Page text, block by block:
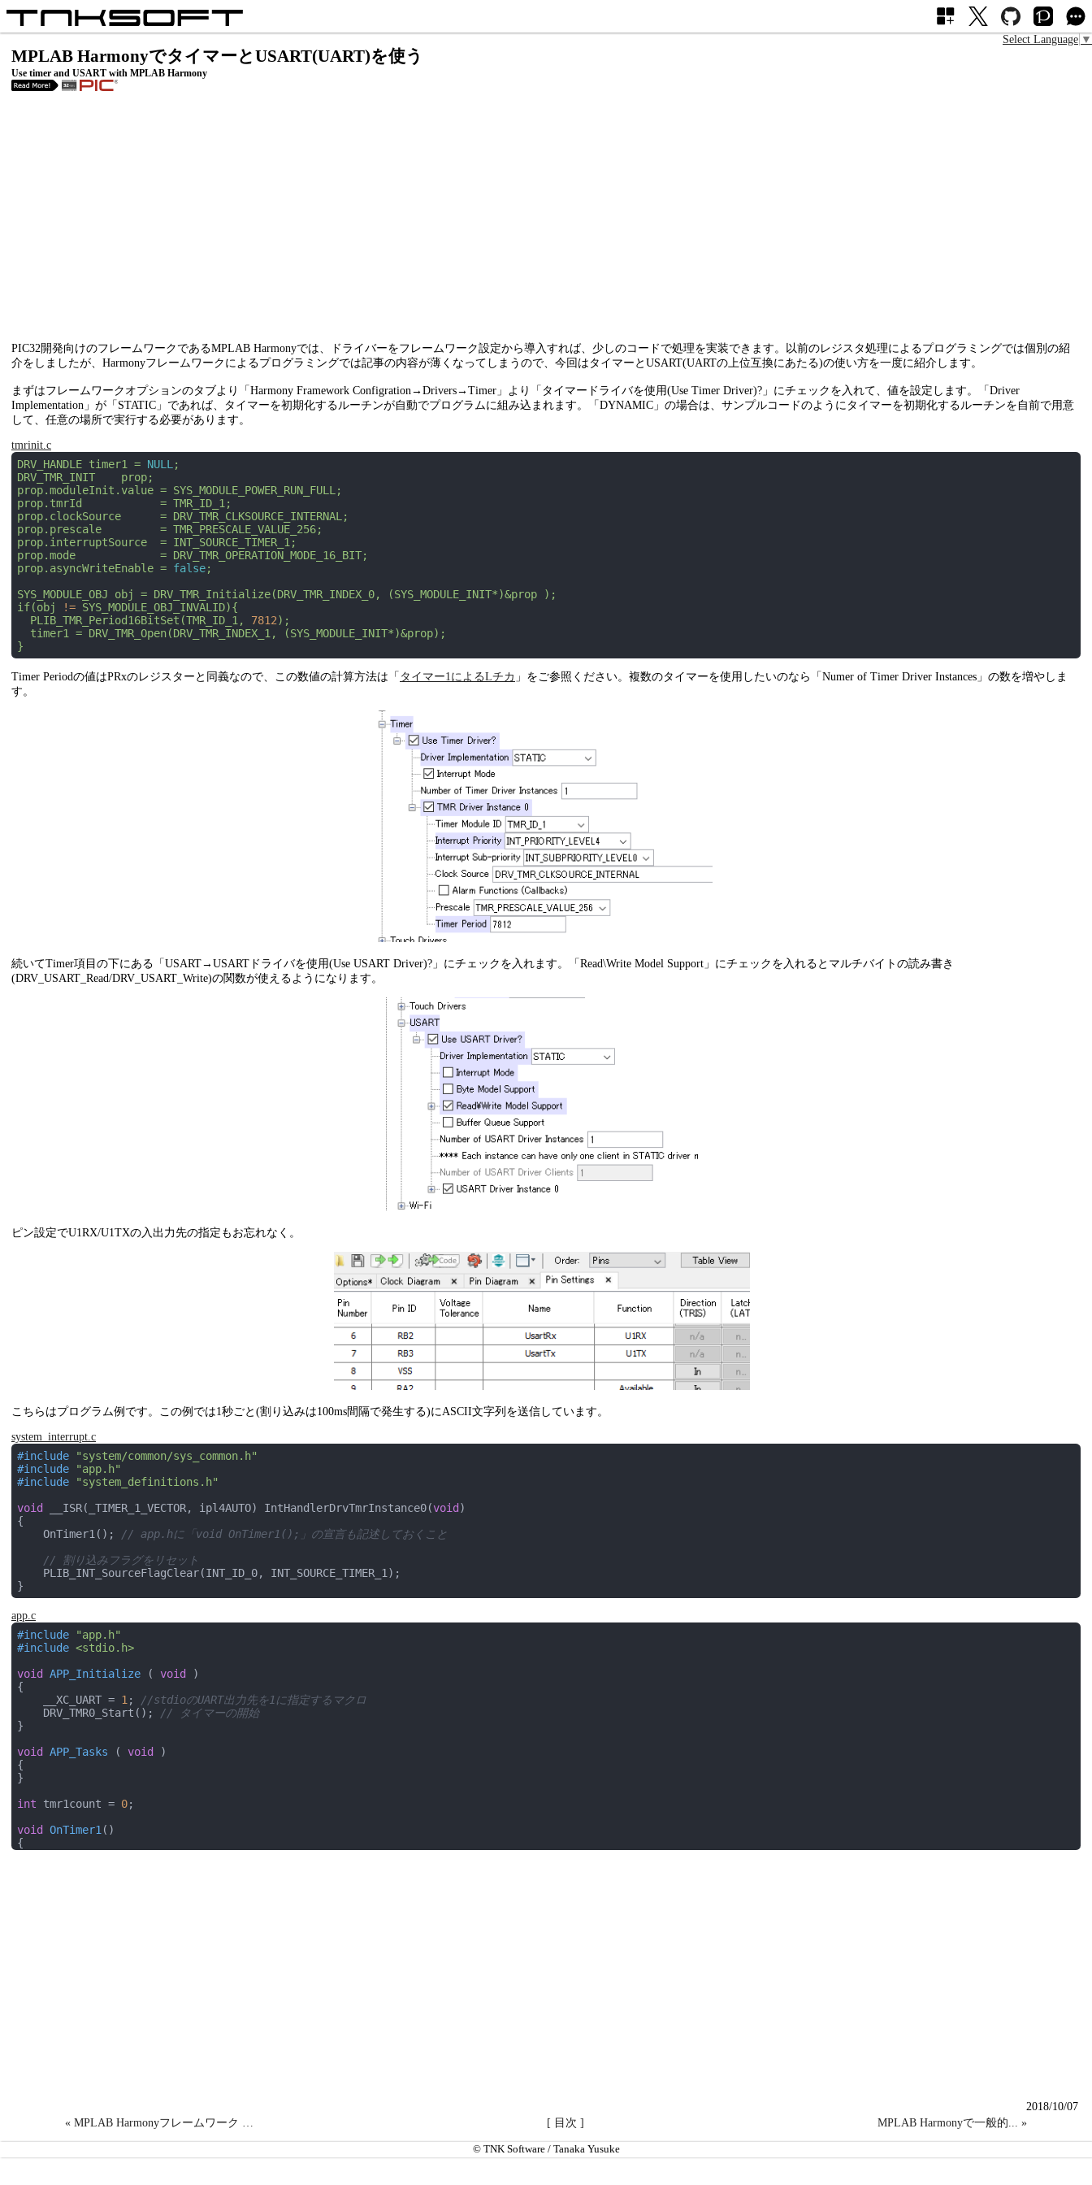
Select Language ▼
MPLAB HarmonyでタイマーとUSART(UART)を使う
Use timer and USART with MPLAB Harmony
PIC32開発向けのフレームワークであるMPLAB Harmonyでは、ドライバーをフレームワーク設定から導入すれば、少しのコードで処理を実装できます。以前のレジスタ処理によるプログラミングでは個別の紹
介をしましたが、Harmonyフレームワークによるプログラミングでは記事の内容が薄くなってしまうので、今回はタイマーとUSART(UARTの上位互換にあたる)の使い方を一度に紹介します。
まずはフレームワークオプションのタブより「Harmony Framework Configration→Drivers→Timer」より「タイマードライバを使用(Use Timer Driver)?」にチェックを入れて、値を設定します。「Driver
Implementation」が「STATIC」であれば、タイマーを初期化するルーチンが自動でプログラムに組み込まれます。「DYNAMIC」の場合は、サンプルコードのようにタイマーを初期化するルーチンを自前で用意
して、任意の場所で実行する必要があります。
tmrinit.c
DRV_HANDLE timer1 = NULL ;
DRV_TMR_INIT
prop;
prop.moduleInit.value = SYS_MODULE_POWER_RUN_FULL;
prop.tmrId
= TMR_ID_1;
prop.clockSource
= DRV_TMR_CLKSOURCE_INTERNAL;
prop.prescale
= TMR_PRESCALE_VALUE_256;
prop.interruptSource
= INT_SOURCE_TIMER_1;
prop.mode
= DRV_TMR_OPERATION_MODE_16_BIT;
prop.asyncWriteEnable = false;
SYS_MODULE_OBJ
obj = DRV_TMR_Initialize(DRV_TMR_INDEX_0, (SYS_MODULE_INIT*)&prop
);
if(obj
!= SYS_MODULE_OBJ_INVALID){
PLIB_TMR_Period16BitSet(TMR_ID_1,
7812);
timer1
= DRV_TMR_Open(DRV_TMR_INDEX_1,
(SYS_MODULE_INIT*)&prop);
}
Timer Periodの値はPRxのレジスターと同義なので、この数値の計算方法は「 タイマー1によるLチカ 」をご参照ください。複数のタイマーを使用したいのなら「Numer of Timer Driver Instances」の数を増やしま
す。
続いてTimer項目の下にある「USART→USARTドライバを使用(Use USART Driver)?」にチェックを入れます。「Read\Write Model Support」にチェックを入れるとマルチバイトの読み書き
(DRV_USART_Read/DRV_USART_Write)の関数が使えるようになります。
ピン設定でU1RX/U1TXの入出力先の指定もお忘れなく。
こちらはプログラム例です。この例では1秒ごと(割り込みは100ms間隔で発生する)にASCII文字列を送信しています。
system_interrupt.c
#include
"system/common/sys_common.h"
#include
"app.h"
#include
"system_definitions.h"
void
__ISR(_TIMER_1_VECTOR, ipl4AUTO) IntHandlerDrvTmrInstance0(void )
{
    OnTimer1();
// app.hに「void OnTimer1();」の宣言も記述しておくこと
// 割り込みフラグをリセット
    PLIB_INT_SourceFlagClear(INT_ID_0, INT_SOURCE_TIMER_1);
app.c
#include
"app.h"
#include <stdio.h>
void
APP_Initialize ( void
)
{
    __XC_UART =
1 ;
//stdioのUART出力先を1に指定するマクロ
    DRV_TMR0_Start();
// タイマーの開始
}
void
APP_Tasks ( void
)
{
}
int tmr1count = 0;
void
OnTimer1 ()
{
2018/10/07
« MPLAB Harmonyフレームワーク …
[ 目次 ] MPLAB Harmonyで一般的... »
© TNK Software / Tanaka Yusuke